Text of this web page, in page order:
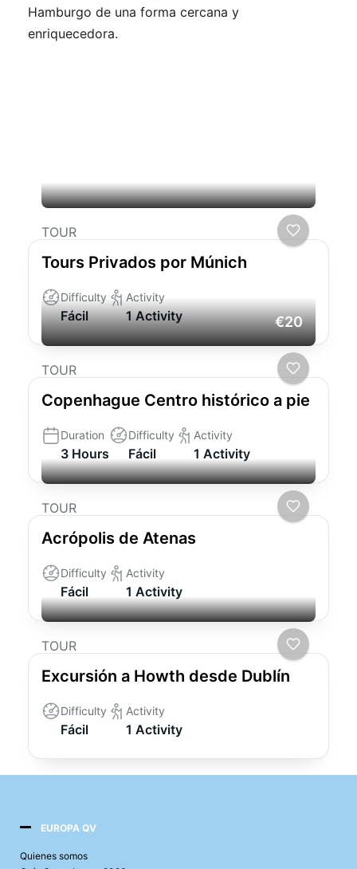
Hamburgo de una forma cercana y
enriquecedora.
TOUR
Tours Privados por Múnich
Difficulty
Fácil
Activity
1 Activity €20
TOUR
Copenhague Centro histórico a pie
Duration
3 Hours
Difficulty
Fácil
Activity
1 Activity
TOUR
Acrópolis de Atenas
Difficulty
Fácil
Activity
1 Activity
TOUR
Excursión a Howth desde Dublín
Difficulty
Fácil
Activity
1 Activity
EUROPA QV
Quienes somos